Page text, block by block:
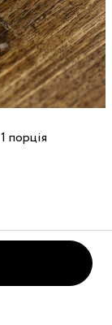
1 порція